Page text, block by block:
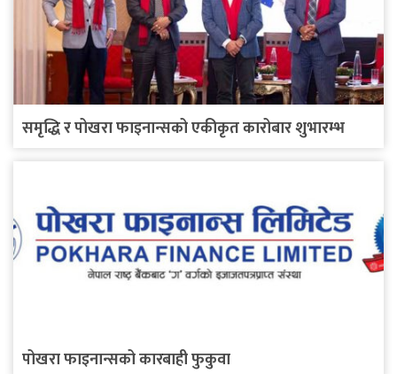
समृद्धि र पोखरा फाइनान्सको एकीकृत कारोबार शुभारम्भ
पोखरा फाइनान्सको कारबाही फुकुवा